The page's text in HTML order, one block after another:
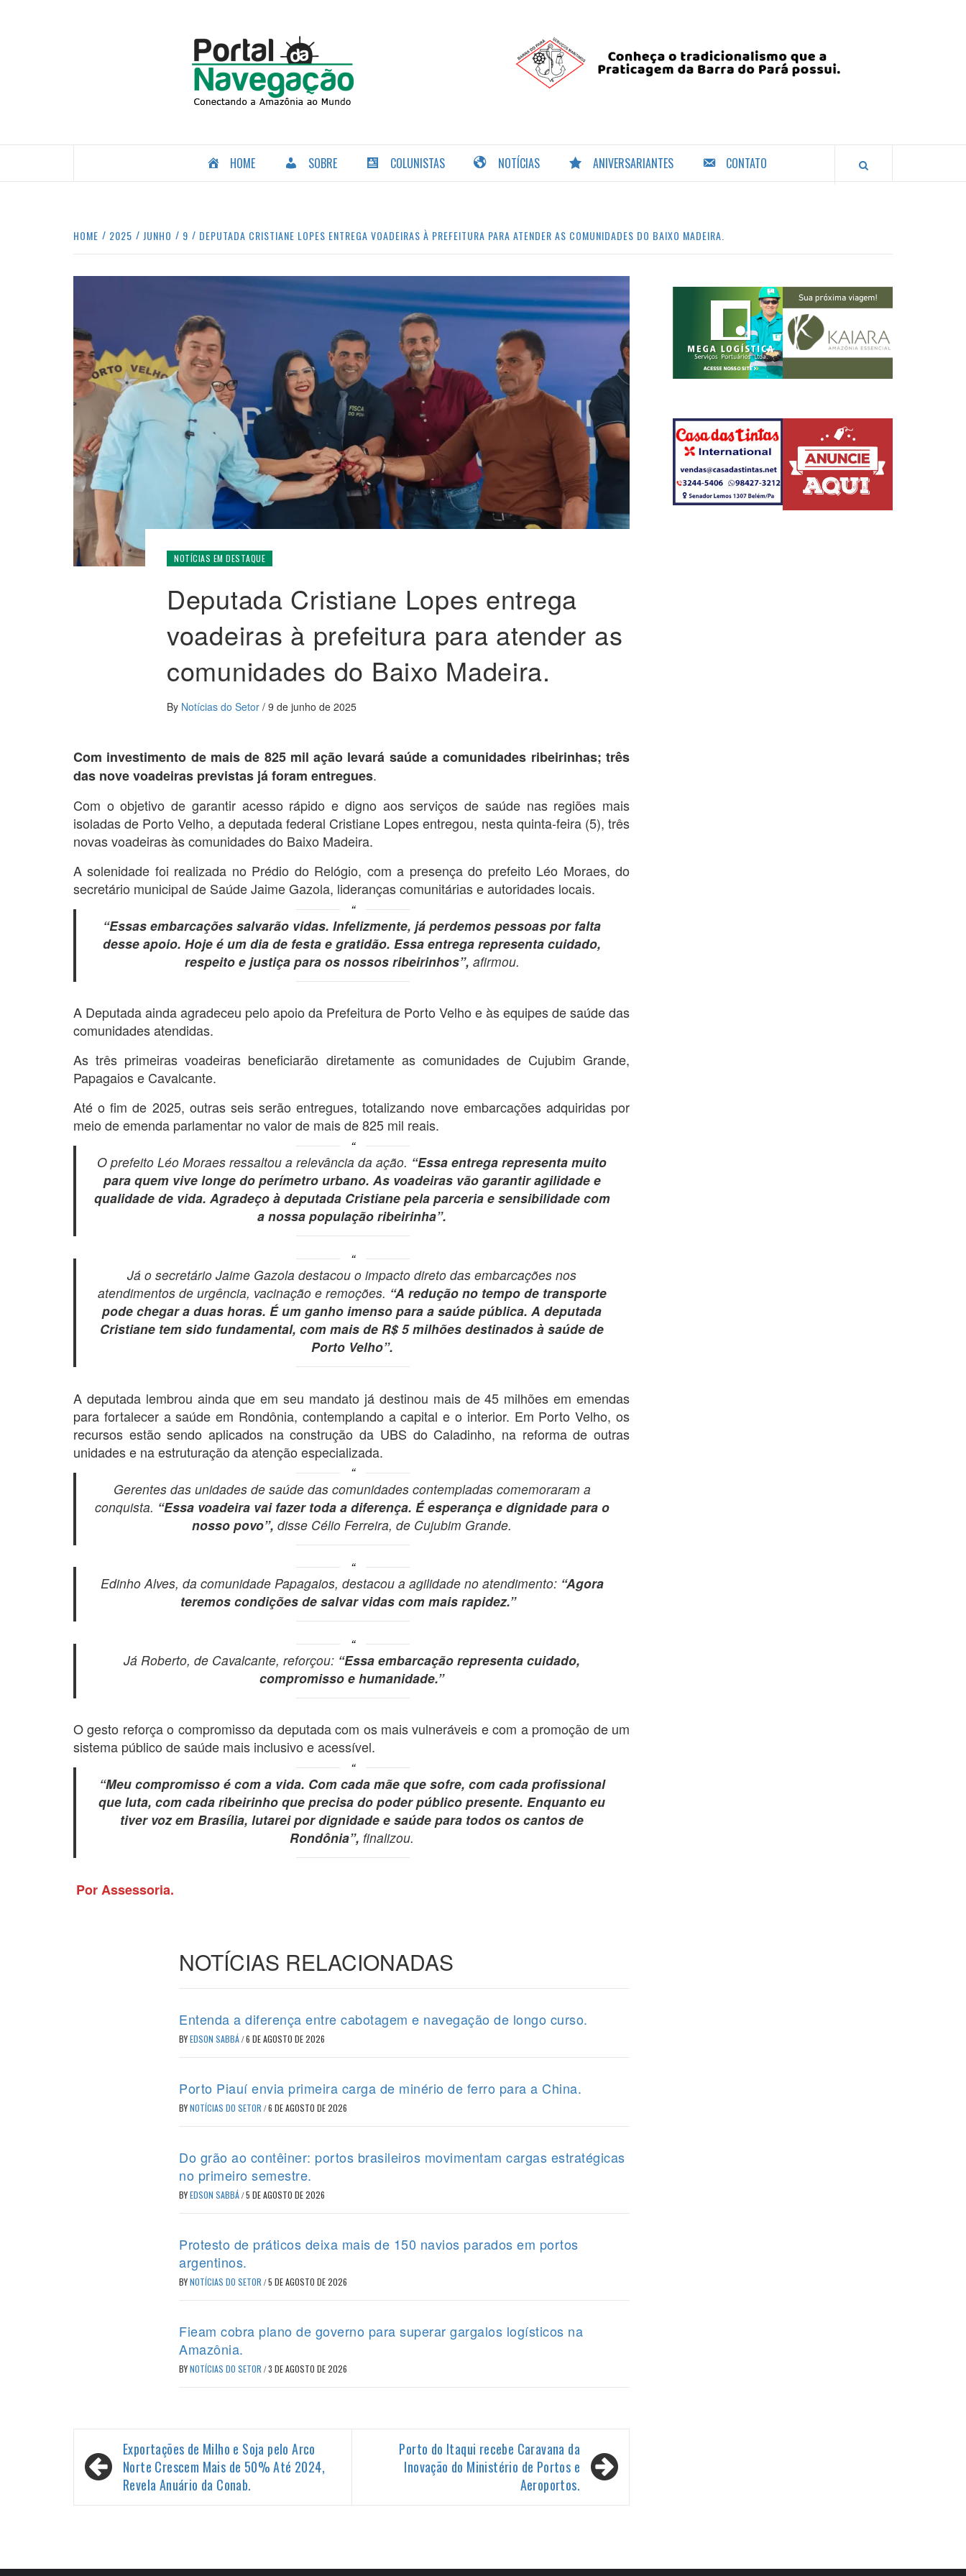
HOME SOBRE COLUNISTAS NOTÍCIAS ANIVERSARIANTES CONTATO
HOME 2025 JUNHO 9 DEPUTADA CRISTIANE LOPES ENTREGA VOADEIRAS À PREFEITURA PARA ATENDER AS COMUNIDADES DO BAIXO MADEIRA.
NOTÍCIAS EM DESTAQUE
Deputada Cristiane Lopes entrega
voadeiras à prefeitura para atender as
comunidades do Baixo Madeira.
By Notícias do Setor / 9 de junho de 2025
Com investimento de mais de 825 mil ação levará saúde a comunidades ribeirinhas; três
das nove voadeiras previstas já foram entregues.
Com o objetivo de garantir acesso rápido e digno aos serviços de saúde nas regiões mais
isoladas de Porto Velho, a deputada federal Cristiane Lopes entregou, nesta quinta-feira (5), três
novas voadeiras às comunidades do Baixo Madeira.
A solenidade foi realizada no Prédio do Relógio, com a presença do prefeito Léo Moraes, do
secretário municipal de Saúde Jaime Gazola, lideranças comunitárias e autoridades locais.
“Essas embarcações salvarão vidas. Infelizmente, já perdemos pessoas por falta
desse apoio. Hoje é um dia de festa e gratidão. Essa entrega representa cuidado,
respeito e justiça para os nossos ribeirinhos”, afirmou.
A Deputada ainda agradeceu pelo apoio da Prefeitura de Porto Velho e às equipes de saúde das
comunidades atendidas.
As três primeiras voadeiras beneficiarão diretamente as comunidades de Cujubim Grande,
Papagaios e Cavalcante.
Até o fim de 2025, outras seis serão entregues, totalizando nove embarcações adquiridas por
meio de emenda parlamentar no valor de mais de 825 mil reais.
O prefeito Léo Moraes ressaltou a relevância da ação. “Essa entrega representa muito
para quem vive longe do perímetro urbano. As voadeiras vão garantir agilidade e
qualidade de vida. Agradeço à deputada Cristiane pela parceria e sensibilidade com
a nossa população ribeirinha”.
Já o secretário Jaime Gazola destacou o impacto direto das embarcações nos
atendimentos de urgência, vacinação e remoções. “A redução no tempo de transporte
pode chegar a duas horas. É um ganho imenso para a saúde pública. A deputada
Cristiane tem sido fundamental, com mais de R$ 5 milhões destinados à saúde de
Porto Velho”.
A deputada lembrou ainda que em seu mandato já destinou mais de 45 milhões em emendas
para fortalecer a saúde em Rondônia, contemplando a capital e o interior. Em Porto Velho, os
recursos estão sendo aplicados na construção da UBS do Caladinho, na reforma de outras
unidades e na estruturação da atenção especializada.
Gerentes das unidades de saúde das comunidades contempladas comemoraram a
conquista. “Essa voadeira vai fazer toda a diferença. É esperança e dignidade para o
nosso povo”, disse Célio Ferreira, de Cujubim Grande.
Edinho Alves, da comunidade Papagaios, destacou a agilidade no atendimento: “Agora
teremos condições de salvar vidas com mais rapidez.”
Já Roberto, de Cavalcante, reforçou: “Essa embarcação representa cuidado,
compromisso e humanidade.”
O gesto reforça o compromisso da deputada com os mais vulneráveis e com a promoção de um
sistema público de saúde mais inclusivo e acessível.
“Meu compromisso é com a vida. Com cada mãe que sofre, com cada profissional
que luta, com cada ribeirinho que precisa do poder público presente. Enquanto eu
tiver voz em Brasília, lutarei por dignidade e saúde para todos os cantos de
Rondônia”, finalizou.
Por Assessoria.
NOTÍCIAS RELACIONADAS
Entenda a diferença entre cabotagem e navegação de longo curso.
BYEDSON SABBÁ/6 DE AGOSTO DE 2026
Porto Piauí envia primeira carga de minério de ferro para a China.
BYNOTÍCIAS DO SETOR /6 DE AGOSTO DE 2026
Do grão ao contêiner: portos brasileiros movimentam cargas estratégicas
no primeiro semestre.
BYEDSON SABBÁ/5 DE AGOSTO DE 2026
Protesto de práticos deixa mais de 150 navios parados em portos
argentinos.
BYNOTÍCIAS DO SETOR /5 DE AGOSTO DE 2026
Fieam cobra plano de governo para superar gargalos logísticos na
Amazônia.
BYNOTÍCIAS DO SETOR /3 DE AGOSTO DE 2026
Navegação
de
Exportações de Milho e Soja pelo Arco
Norte Crescem Mais de 50% Até 2024,
Revela Anuário da Conab.
Porto do Itaqui recebe Caravana da
Inovação do Ministério de Portos e
Aeroportos.